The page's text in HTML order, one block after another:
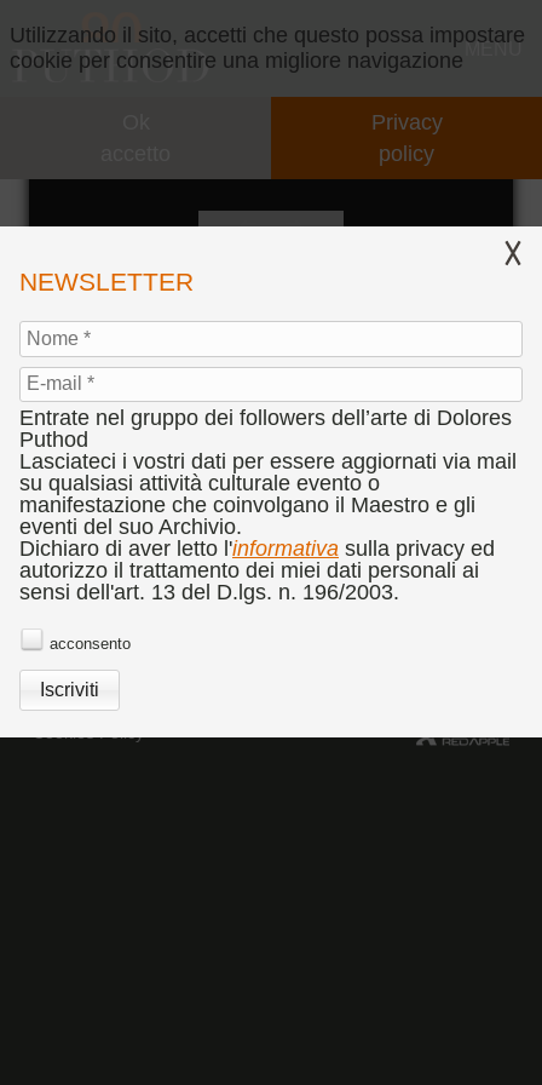
Utilizzando il sito, accetti che questo possa impostare
cookie per consentire una migliore navigazione
Privacy
policy
MENU
COLLABORAZIONI
PRESENTAZIONI
CENNI BIOGRAFICI
CATALOGO
PARTNERS
CONCORSI
BANDO CONCORSO D’ARTE DOLORES PUTHOD
"L'ANIMA DEL SEGNO TEATRALE"
BANDO CONCORSO DI FOTOGRAFIA DOLORES
PUTHOD
PRESS
RASSEGNA STAMPA
COMMEDIA DELL'ARTE
NEWSLETTER
IERI E OGGI SUL FILO DELLA MEMORIA
"IERI E OGGI SUL FILO DELLA MEMORIA",
2007
Olio su tela, cm. 100 x 120
Cookies Policy
NEWSLETTER
Entrate nel gruppo dei followers dell’arte di Dolores
Puthod
Lasciateci i vostri dati per essere aggiornati via mail
su qualsiasi attività culturale evento o
manifestazione che coinvolgano il Maestro e gli
eventi del suo Archivio.
Dichiaro di aver letto l'informativa sulla privacy ed
autorizzo il trattamento dei miei dati personali ai
sensi dell'art. 13 del D.lgs. n. 196/2003.
acconsento